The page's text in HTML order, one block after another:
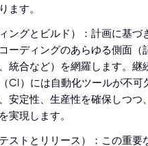
ます。
ングとビルド）：計画に基づ
ーディングのあらゆる側面（
統合など）を網羅します。継
CI）には自動化ツールが不可
安定性、生産性を確保しつつ
実現します。
ストとリリース）：この重要